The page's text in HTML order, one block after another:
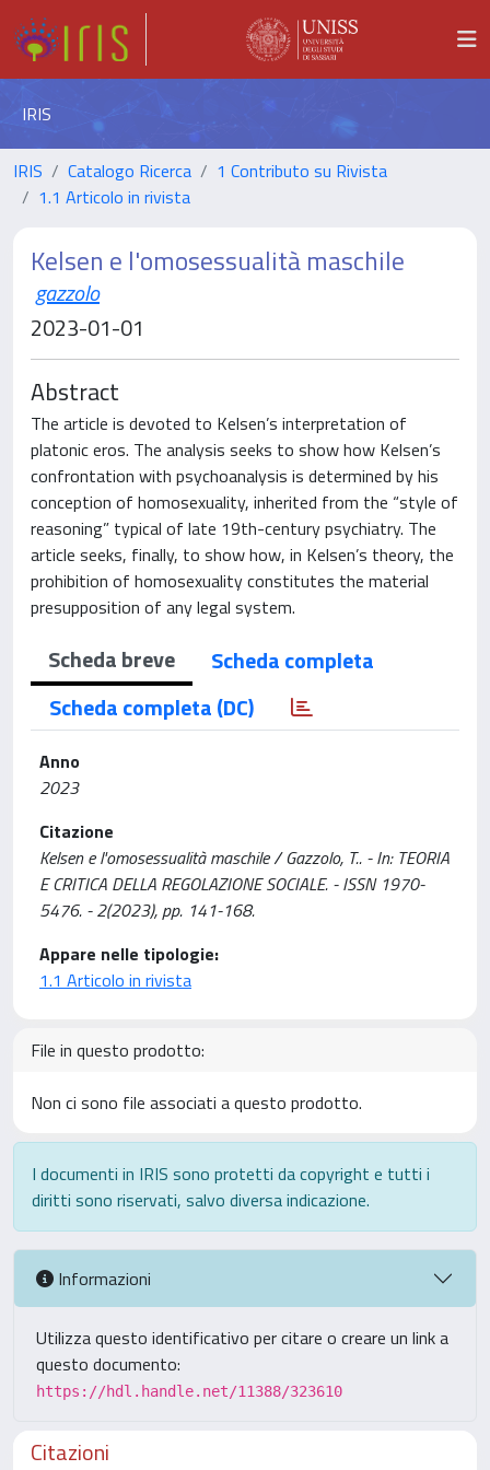
IRIS
IRIS Catalogo Ricerca
1 Contributo su Rivista
1.1 Articolo in rivista
Kelsen e l'omosessualità maschile
gazzolo
2023-01-01
Abstract
The article is devoted to Kelsen’s interpretation of
platonic eros. The analysis seeks to show how Kelsen’s
confrontation with psychoanalysis is determined by his
conception of homosexuality, inherited from the “style of
reasoning” typical of late 19th-century psychiatry. The
article seeks, finally, to show how, in Kelsen’s theory, the
prohibition of homosexuality constitutes the material
presupposition of any legal system.
Scheda breve
Scheda completa
Scheda completa (DC)
Anno
2023
Citazione
Kelsen e l'omosessualità maschile / Gazzolo, T.. - In: TEORIA
E CRITICA DELLA REGOLAZIONE SOCIALE. - ISSN 1970-
5476. - 2(2023), pp. 141-168.
Appare nelle tipologie:
1.1 Articolo in rivista
File in questo prodotto:
Non ci sono file associati a questo prodotto.
I documenti in IRIS sono protetti da copyright e tutti i
diritti sono riservati, salvo diversa indicazione.
Informazioni
Utilizza questo identificativo per citare o creare un link a
questo documento:
https://hdl.handle.net/11388/323610
Citazioni